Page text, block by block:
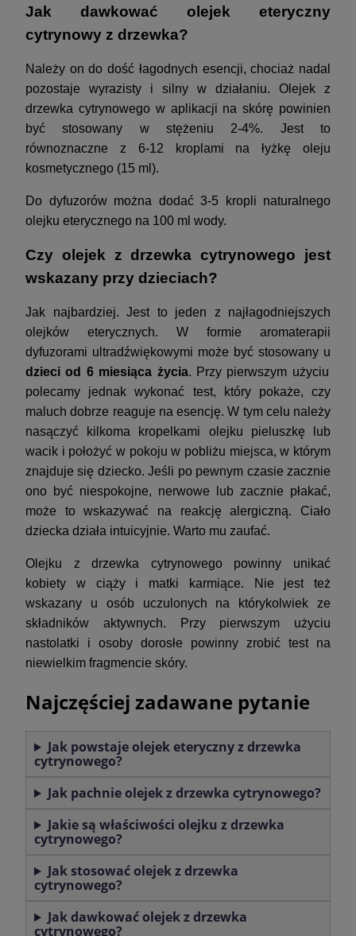
Jak dawkować olejek eteryczny
cytrynowy z drzewka?
Należy on do dość łagodnych esencji, chociaż nadal
pozostaje wyrazisty i silny w działaniu. Olejek z
drzewka cytrynowego w aplikacji na skórę powinien
być stosowany w stężeniu 2-4%. Jest to
równoznaczne z 6-12 kroplami na łyżkę oleju
kosmetycznego (15 ml).
Do dyfuzorów można dodać 3-5 kropli naturalnego
olejku eterycznego na 100 ml wody.
Czy olejek z drzewka cytrynowego jest
wskazany przy dzieciach?
Jak najbardziej. Jest to jeden z najłagodniejszych
olejków eterycznych. W formie aromaterapii
dyfuzorami ultradźwiękowymi może być stosowany u
dzieci od 6 miesiąca życia. Przy pierwszym użyciu
polecamy jednak wykonać test, który pokaże, czy
maluch dobrze reaguje na esencję. W tym celu należy
nasączyć kilkoma kropelkami olejku pieluszkę lub
wacik i położyć w pokoju w pobliżu miejsca, w którym
znajduje się dziecko. Jeśli po pewnym czasie zacznie
ono być niespokojne, nerwowe lub zacznie płakać,
może to wskazywać na reakcję alergiczną. Ciało
dziecka działa intuicyjnie. Warto mu zaufać.
Olejku z drzewka cytrynowego powinny unikać
kobiety w ciąży i matki karmiące. Nie jest też
wskazany u osób uczulonych na którykolwiek ze
składników aktywnych. Przy pierwszym użyciu
nastolatki i osoby dorosłe powinny zrobić test na
niewielkim fragmencie skóry.
Najczęściej zadawane pytanie
Jak powstaje olejek eteryczny z drzewka
cytrynowego?
Jak pachnie olejek z drzewka cytrynowego?
Jakie są właściwości olejku z drzewka
cytrynowego?
Jak stosować olejek z drzewka
cytrynowego?
Jak dawkować olejek z drzewka
cytrynowego?